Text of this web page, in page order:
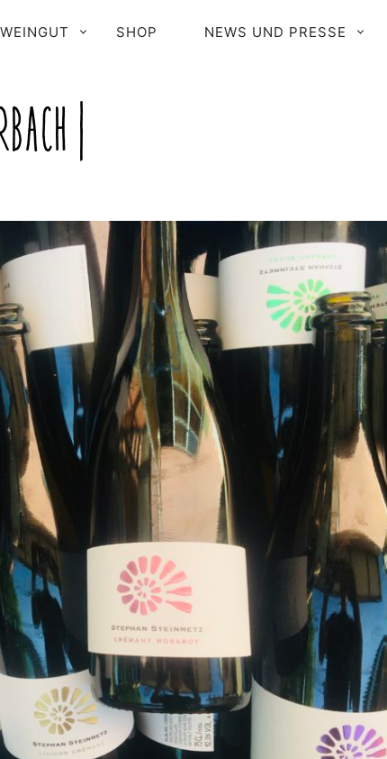
PRIMÄR-
WEINGUT SHOP NEWS UND PRESSE
|